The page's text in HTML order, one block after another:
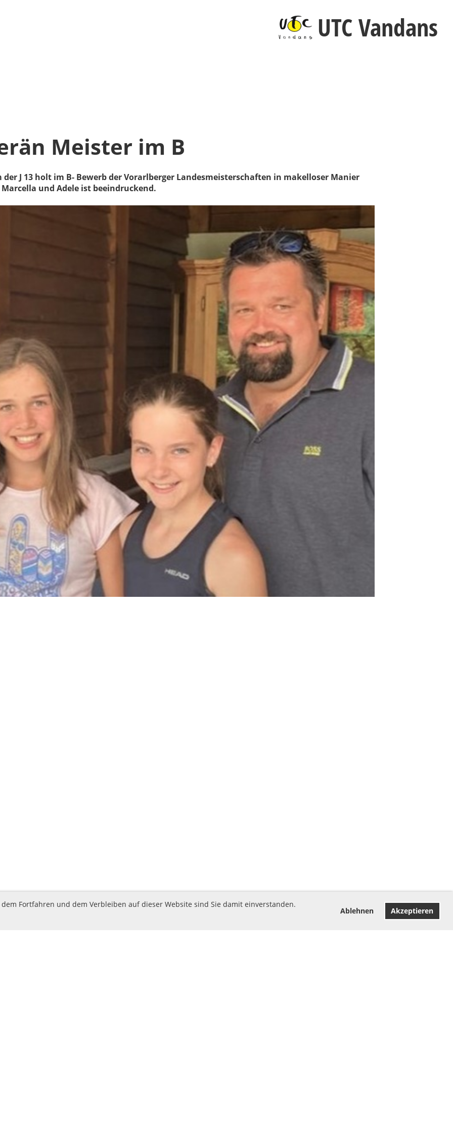
Fortfahren und dem Verbleiben auf dieser Website sind Sie damit einverstanden.
Ablehnen Akzeptieren
UTC Vandans
Meister im B
J 13 holt im B- Bewerb der Vorarlberger Landesmeisterschaften in makelloser Manier
und Adele ist beeindruckend.